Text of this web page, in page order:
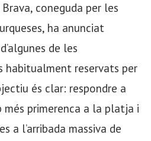
coneguda per les
ha anunciat
de les
habitualment reservats per
és clar: respondre a
més primerenca a la platja i
a l’arribada massiva de